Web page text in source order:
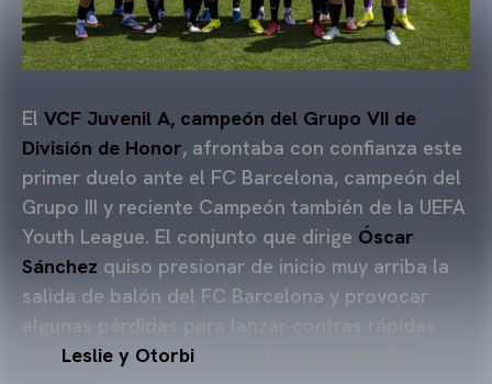
El VCF Juvenil A, campeón del Grupo VII de
División de Honor, afrontaba con confianza este
primer duelo ante el FC Barcelona, campeón del
Grupo III y reciente Campeón también de la UEFA
Youth League. El conjunto que dirige Óscar
Sánchez quiso presionar de inicio muy arriba la
salida de balón del FC Barcelona y provocar
algunas pérdidas para lanzar contras rápidas
Leslie y Otorbi